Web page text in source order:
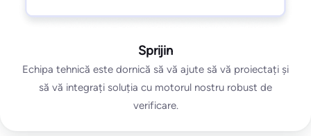
Sprijin
Echipa tehnică este dornică să vă ajute să vă proiectați și
să vă integrați soluția cu motorul nostru robust de
verificare.